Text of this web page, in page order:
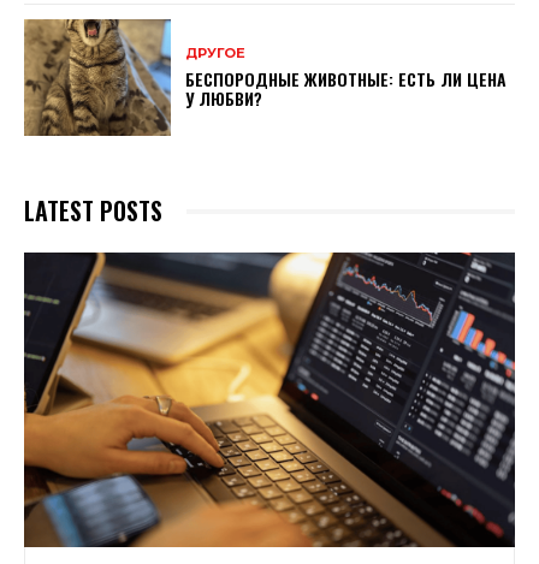
ДРУГОЕ
БЕСПОРОДНЫЕ ЖИВОТНЫЕ: ЕСТЬ ЛИ ЦЕНА
У ЛЮБВИ?
LATEST POSTS